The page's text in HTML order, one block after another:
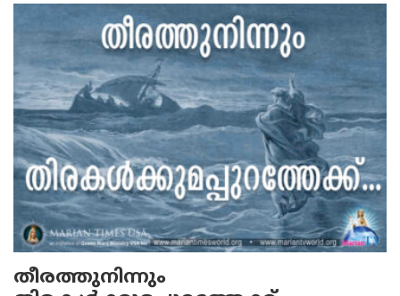
തീരത്തുനിന്നും